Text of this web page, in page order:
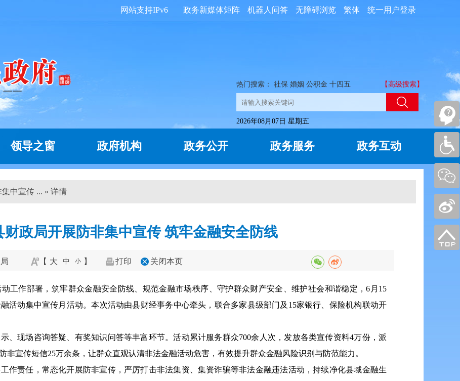
统一用户登录
繁体
无障碍浏览
机器人问答
政务新媒体矩阵
网站支持IPv6
热门搜索： 社保 婚姻 公积金 十四五 【高级搜索】
2026年08月07日 星期五
领导之窗 政府机构 政务公开 政务服务 政务互动
中宣传 ... » 详情
财政局开展防非集中宣传 筑牢金融安全防线
【 大 中 小 】 打印 关闭本页
工作部署，筑牢群众金融安全防线、规范金融市场秩序、守护群众财产安全、维护社会和谐稳定，6月15
活动集中宣传月活动。本次活动由县财经事务中心牵头，联合多家县级部门及15家银行、保险机构联动开
、现场咨询答疑、有奖知识问答等丰富环节。活动累计服务群众700余人次，发放各类宣传资料4万份，派
非宣传短信25万余条，让群众直观认清非法金融活动危害，有效提升群众金融风险识别与防范能力。
作责任，常态化开展防非宣传，严厉打击非法集资、集资诈骗等非法金融违法活动，持续净化县域金融生